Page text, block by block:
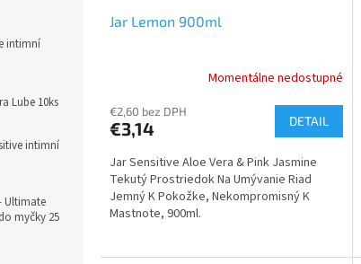
intimní
Lube 10ks
intimní
Ultimate
myčky 25
Jar Lemon 900ml
Momentálne nedostupné
€2,60 bez DPH
€3,14 DETAIL
Jar Sensitive Aloe Vera & Pink Jasmine
Tekutý Prostriedok Na Umývanie Riad
Jemný K Pokožke, Nekompromisný K
Mastnote, 900ml.